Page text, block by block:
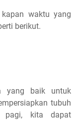
waktu yang
berikut.
yang baik untuk
tubuh
pagi, kita dapat